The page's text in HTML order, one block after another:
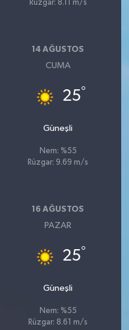
Rüzgar: 8.11 m/s
14 AĞUSTOS
CUMA
25°
Güneşli
Nem: %55
Rüzgar: 9.69 m/s
16 AĞUSTOS
PAZAR
25°
Güneşli
Nem: %55
Rüzgar: 8.61 m/s